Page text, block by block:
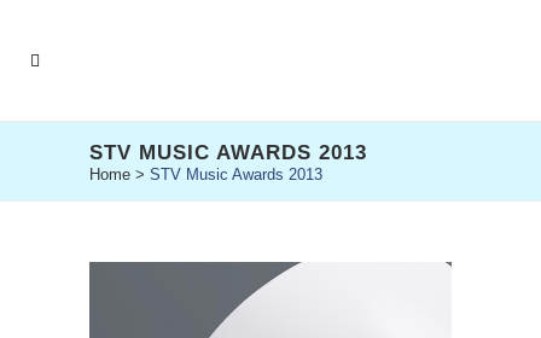
STV MUSIC AWARDS 2013
Home > STV Music Awards 2013